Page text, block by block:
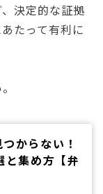
決定的な証拠
たって有利に
からない！
と集め方【弁